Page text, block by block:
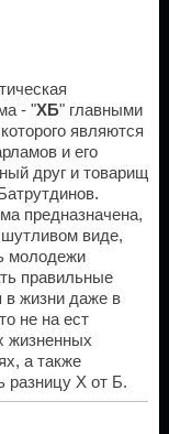
- "ХБ" главными
являются
и его
друг и товарищ
предназначена,
шутливом виде,
молодежи
правильные
в жизни даже в
не на ест
жизненных
а также
разницу Х от Б.